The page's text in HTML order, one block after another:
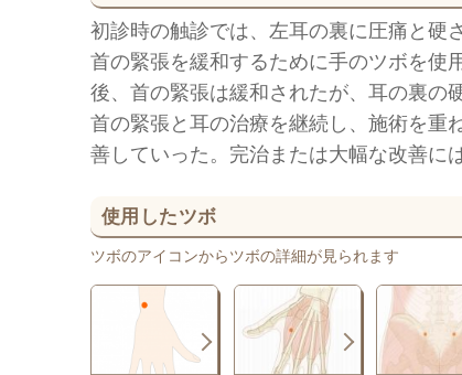
初診時の触診では、左耳の裏に圧痛と硬
首の緊張を緩和するために手のツボを使
後、首の緊張は緩和されたが、耳の裏の
首の緊張と耳の治療を継続し、施術を重
善していった。完治または大幅な改善に
使用したツボ
ツボのアイコンからツボの詳細が見られます